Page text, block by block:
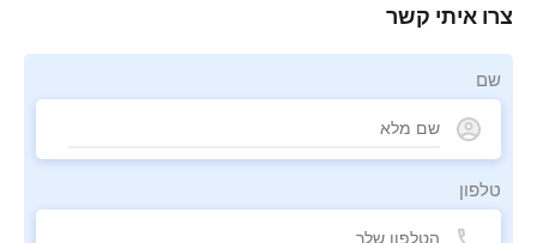
צרו איתי קשר
שם
טלפון